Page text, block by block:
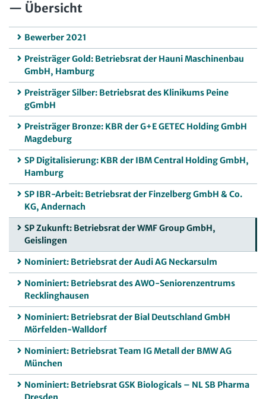
Übersicht
Bewerber 2021
Preisträger Gold: Betriebsrat der Hauni Maschinenbau
GmbH, Hamburg
Preisträger Silber: Betriebsrat des Klinikums Peine
gGmbH
Preisträger Bronze: KBR der G+E GETEC Holding GmbH
Magdeburg
SP Digitalisierung: KBR der IBM Central Holding GmbH,
Hamburg
SP IBR-Arbeit: Betriebsrat der Finzelberg GmbH & Co.
KG, Andernach
SP Zukunft: Betriebsrat der WMF Group GmbH,
Geislingen
Nominiert: Betriebsrat der Audi AG Neckarsulm
Nominiert: Betriebsrat des AWO-Seniorenzentrums
Recklinghausen
Nominiert: Betriebsrat der Bial Deutschland GmbH
Mörfelden-Walldorf
Nominiert: Betriebsrat Team IG Metall der BMW AG
München
Nominiert: Betriebsrat GSK Biologicals – NL SB Pharma